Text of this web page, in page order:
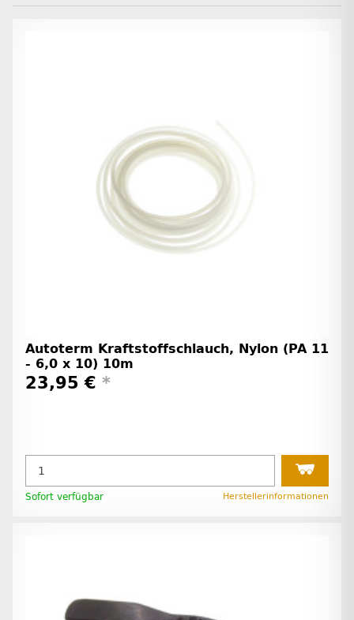
Autoterm Kraftstoffschlauch, Nylon (PA 11
- 6,0 x 10) 10m
23,95 € *
Sofort verfügbar Herstellerinformationen